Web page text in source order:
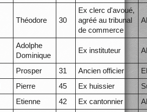
Théodore 30
Ex clerc d'avoué,
agréé au tribunal
de commerce
Adolphe
Dominique
Ex instituteur
Prosper 31 Ancien officier
Pierre 45 Ex huissier
Etienne 42 Ex cantonnier